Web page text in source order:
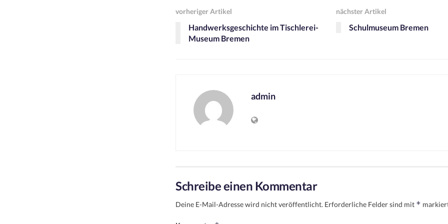
vorheriger Artikel
Handwerksgeschichte im Tischlerei-
Museum Bremen
nächster Artikel
Schulmuseum Bremen
admin
Schreibe einen Kommentar
Deine E-Mail-Adresse wird nicht veröffentlicht. Erforderliche Felder sind mit *